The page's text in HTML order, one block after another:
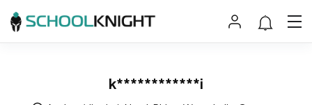
k************i